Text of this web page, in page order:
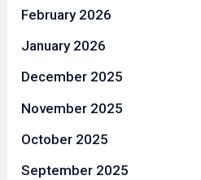
February 2026
January 2026
December 2025
November 2025
October 2025
September 2025